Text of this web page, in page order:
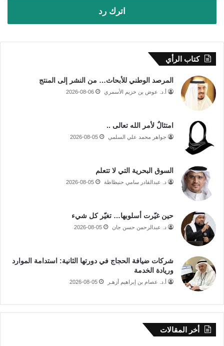
اترك رد
كتاب الرأي
المرصد الوطني للأبحاث… من النشر إلى المنتج
أ.د. عوض بن خزيم الأسمري 2026-08-06
امتثالٌ لأمر الله تعالى ..
جواهر محمد علي السلمي 2026-08-05
السوق البحرية التي لا تتعلم
د. عبدالقادر سامي حنبظاظة 2026-08-05
حين غيّرت أسلوبها… تغيّر كل شيء
د. عبدالرحمن حسن جان 2026-08-05
شركات ضيافة الحجاج في دورتها الثانية: استدامة الموارد
وريادة الخدمة
أ.د. عصام بن إبراهيم أزهـر 2026-08-05
أخر المقالات